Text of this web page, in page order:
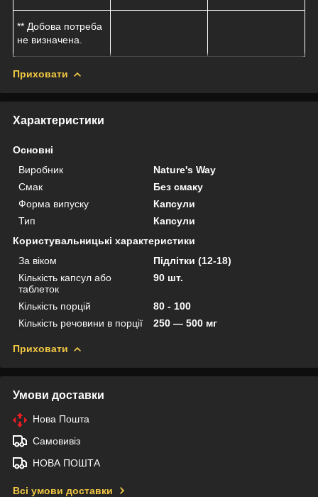
** Добова потреба
не визначена.
Приховати
Характеристики
Основні
Виробник
Nature's Way
Смак
Без смаку
Форма випуску
Капсули
Тип
Капсули
Користувальницькі характеристики
За віком
Підлітки (12-18)
Кількість капсул або
таблеток
90 шт.
Кількість порцій
80 - 100
Кількість речовини в порції
250 — 500 мг
Приховати
Умови доставки
Нова Пошта
Самовивіз
НОВА ПОШТА
Всі умови доставки